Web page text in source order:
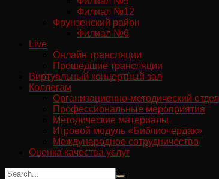
Филиал №12
Фрунзенский район
Филиал №6
Live
Онлайн трансляции
Прошедшие трансляции
Виртуальный концертный зал
Коллегам
Организационно-методический отдел
Профессиональные мероприятия
Методические материалы
Игровой модуль «Библиочердак»
Международное сотрудничество
Оценка качества услуг